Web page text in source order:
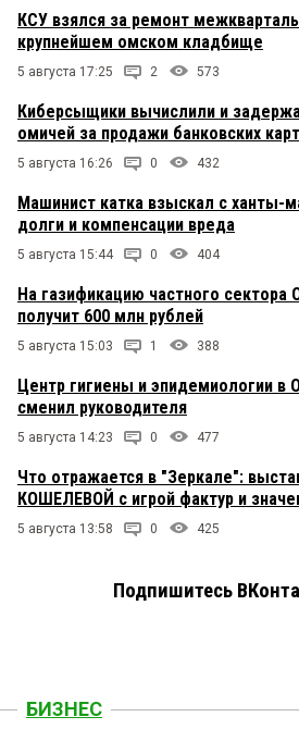
КСУ взялся за ремонт
крупнейшем омском кладбище
5 августа 17:25 2 573
Киберсыщики вычислили и
омичей за продажи банковских карт
5 августа 16:26 0 432
Машинист катка взыскал с ханты-
долги и компенсации вреда
5 августа 15:44 0 404
На газификацию частного сектора
получит 600 млн рублей
5 августа 15:03 1 388
Центр гигиены и эпидемиологии в
сменил руководителя
5 августа 14:23 0 477
Что отражается в "Зеркале":
КОШЕЛЕВОЙ с игрой фактур и
5 августа 13:58 0 425
Подпишитесь
БИЗНЕС